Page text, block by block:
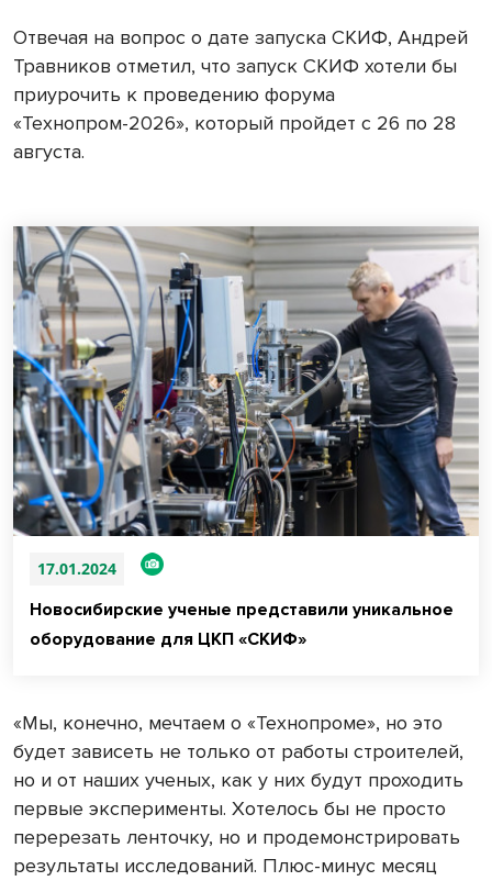
Отвечая на вопрос о дате запуска СКИФ, Андрей
Травников отметил, что запуск СКИФ хотели бы
приурочить к проведению форума
«Технопром-2026», который пройдет с 26 по 28
августа.
17.01.2024
Новосибирские ученые представили уникальное
оборудование для ЦКП «СКИФ»
«Мы, конечно, мечтаем о «Технопроме», но это
будет зависеть не только от работы строителей,
но и от наших ученых, как у них будут проходить
первые эксперименты. Хотелось бы не просто
перерезать ленточку, но и продемонстрировать
результаты исследований. Плюс-минус месяц